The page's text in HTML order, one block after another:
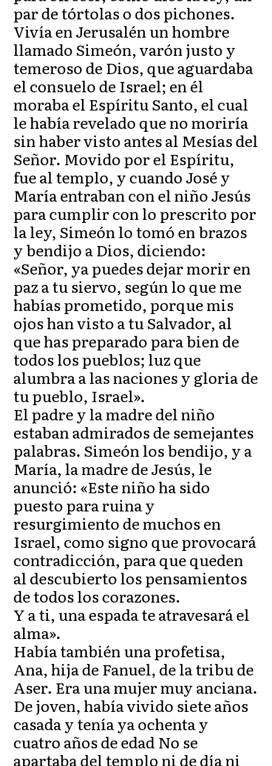
par de tórtolas o dos pichones.
Vivía en Jerusalén un hombre
llamado Simeón, varón justo y
temeroso de Dios, que aguardaba
el consuelo de Israel; en él
moraba el Espíritu Santo, el cual
le había revelado que no moriría
sin haber visto antes al Mesías del
Señor. Movido por el Espíritu,
fue al templo, y cuando José y
María entraban con el niño Jesús
para cumplir con lo prescrito por
la ley, Simeón lo tomó en brazos
y bendijo a Dios, diciendo:
«Señor, ya puedes dejar morir en
paz a tu siervo, según lo que me
habías prometido, porque mis
ojos han visto a tu Salvador, al
que has preparado para bien de
todos los pueblos; luz que
alumbra a las naciones y gloria de
tu pueblo, Israel».
El padre y la madre del niño
estaban admirados de semejantes
palabras. Simeón los bendijo, y a
María, la madre de Jesús, le
anunció: «Este niño ha sido
puesto para ruina y
resurgimiento de muchos en
Israel, como signo que provocará
contradicción, para que queden
al descubierto los pensamientos
de todos los corazones.
Y a ti, una espada te atravesará el
alma».
Había también una profetisa,
Ana, hija de Fanuel, de la tribu de
Aser. Era una mujer muy anciana.
De joven, había vivido siete años
casada y tenía ya ochenta y
cuatro años de edad No se
apartaba del templo ni de día ni